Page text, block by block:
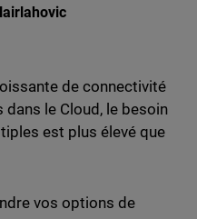
on Reddit
de connectivité
le Cloud, le besoin
est plus élevé que
vos options de